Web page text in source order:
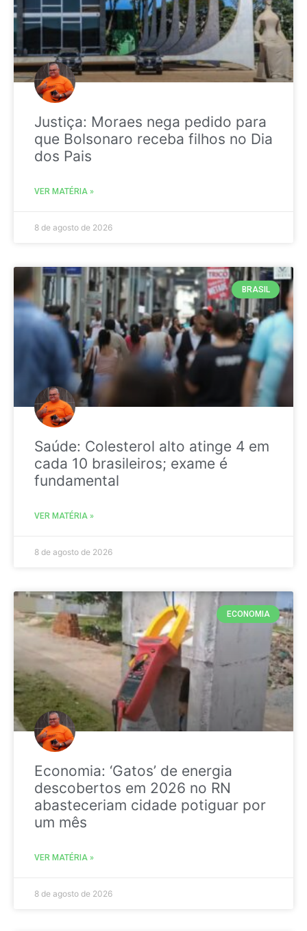
Justiça: Moraes nega pedido para
que Bolsonaro receba filhos no Dia
dos Pais
VER MATÉRIA »
8 de agosto de 2026
BRASIL
Saúde: Colesterol alto atinge 4 em
cada 10 brasileiros; exame é
fundamental
VER MATÉRIA »
8 de agosto de 2026
ECONOMIA
Economia: ‘Gatos’ de energia
descobertos em 2026 no RN
abasteceriam cidade potiguar por
um mês
VER MATÉRIA »
8 de agosto de 2026